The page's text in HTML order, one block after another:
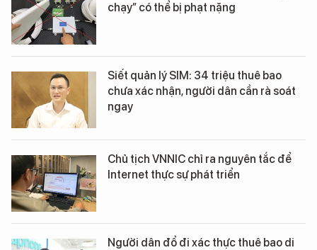
chạy” có thể bị phạt nặng
Siết quản lý SIM: 34 triệu thuê bao
chưa xác nhận, người dân cần rà soát
ngay
Chủ tịch VNNIC chỉ ra nguyên tắc để
Internet thực sự phát triển
Người dân đổ đi xác thực thuê bao di